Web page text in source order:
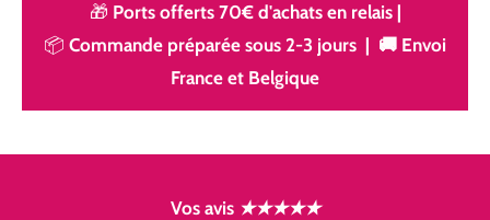
🎁 Ports offerts 70€ d'achats en relais |
📦 Commande préparée sous 2-3 jours | 🚚 Envoi
France et Belgique
Vos avis ★★★★★